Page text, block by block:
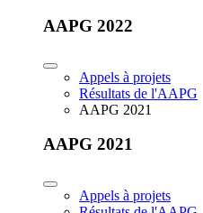
AAPG 2022
Appels à projets
Résultats de l'AAPG
AAPG 2021
AAPG 2021
Appels à projets